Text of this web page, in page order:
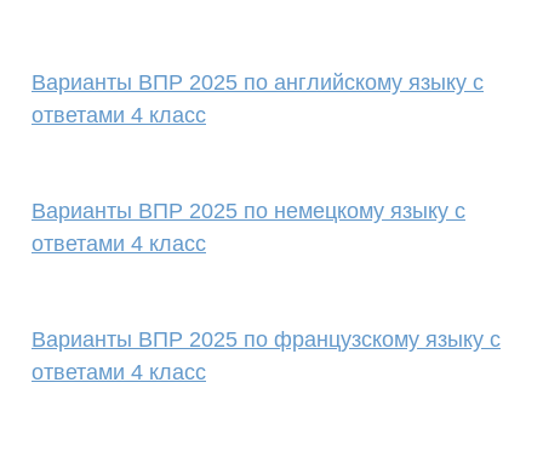
Варианты ВПР 2025 по английскому языку с
ответами 4 класс
Варианты ВПР 2025 по немецкому языку с
ответами 4 класс
Варианты ВПР 2025 по французскому языку с
ответами 4 класс